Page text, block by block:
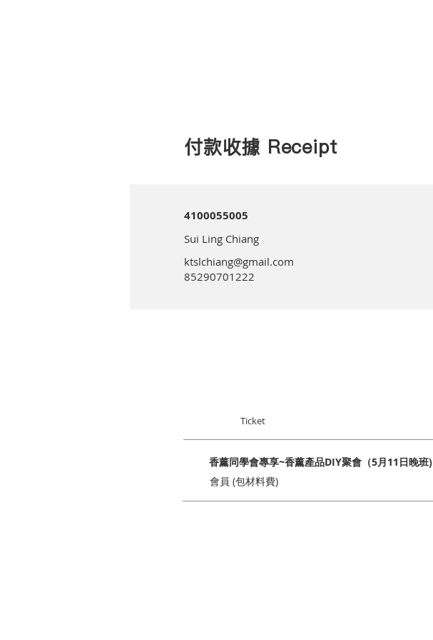
付款收據 Receipt
4100055005
Sui Ling Chiang
ktslchiang@gmail.com
85290701222
Ticket
香薰同學會專享~香薰產品DIY聚會（5月11日晚班)
會員 (包材料費)